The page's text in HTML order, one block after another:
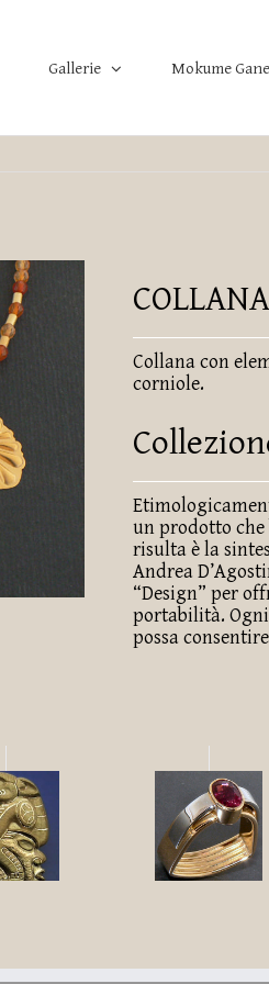
Gallerie Mokume Gane
Collana con
corniole.
un prodotto
risulta è la
Andrea
“Design” per
portabilità.
possa